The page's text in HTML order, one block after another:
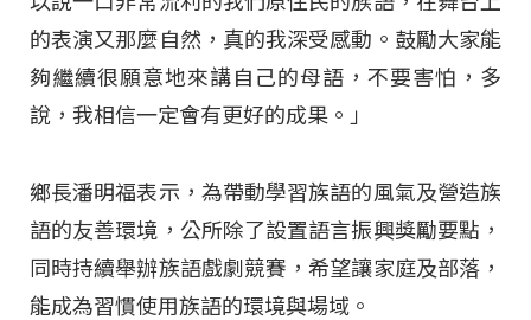
的表演又那麼自然，真的我深受感動。鼓勵大家能
夠繼續很願意地來講自己的母語，不要害怕，多
說，我相信一定會有更好的成果。」
鄉長潘明福表示，為帶動學習族語的風氣及營造族
語的友善環境，公所除了設置語言振興獎勵要點，
同時持續舉辦族語戲劇競賽，希望讓家庭及部落，
能成為習慣使用族語的環境與場域。